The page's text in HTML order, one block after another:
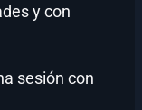
y con
sesión con